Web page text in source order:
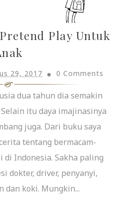
Play Untuk
29, 2017 0 Comments
dua tahun dia semakin
itu daya imajinasinya
juga. Dari buku saya
tentang bermacam-
di Indonesia. Sakha paling
dokter, driver, penyanyi,
dan koki. Mungkin...